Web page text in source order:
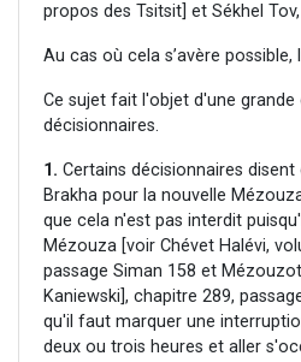
propos des Tsitsit] et Sékhel
Au cas où cela s’avère possible,
Ce sujet fait l'objet d'une grande
décisionnaires.
1. Certains décisionnaires
Brakha pour la nouvelle
que cela n'est pas interdit
Mézouza [voir Chévet Halévi,
passage Siman 158 et
Kaniewski], chapitre 289,
qu'il faut marquer une
deux ou trois heures et aller